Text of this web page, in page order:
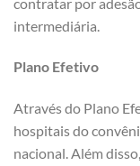
intermediária.
Plano Efetivo
Através do Plano
hospitais do
nacional. Além